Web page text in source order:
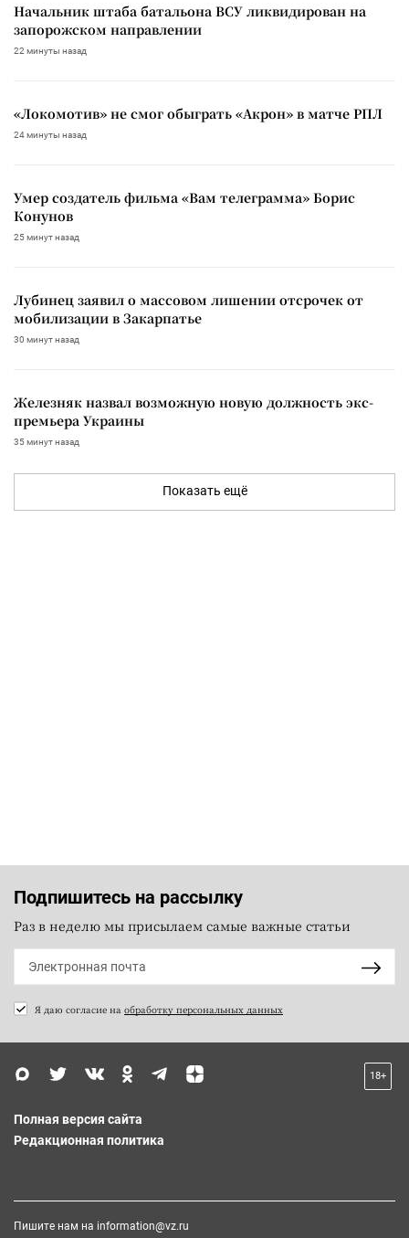
Начальник штаба батальона ВСУ ликвидирован на
запорожском направлении
22 минуты назад
«Локомотив» не смог обыграть «Акрон» в матче РПЛ
24 минуты назад
Умер создатель фильма «Вам телеграмма» Борис
Конунов
25 минут назад
Лубинец заявил о массовом лишении отсрочек от
мобилизации в Закарпатье
30 минут назад
Железняк назвал возможную новую должность экс-
премьера Украины
35 минут назад
Показать ещё
Подпишитесь на рассылку
Раз в неделю мы присылаем самые важные статьи
Я даю согласие на обработку персональных данных
18+
Полная версия сайта
Редакционная политика
Пишите нам на information@vz.ru